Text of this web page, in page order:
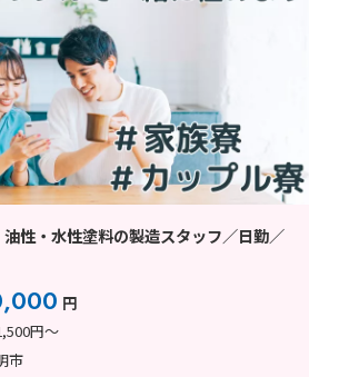
油性・水性塗料の製造スタッフ／日勤／
円
円～
市